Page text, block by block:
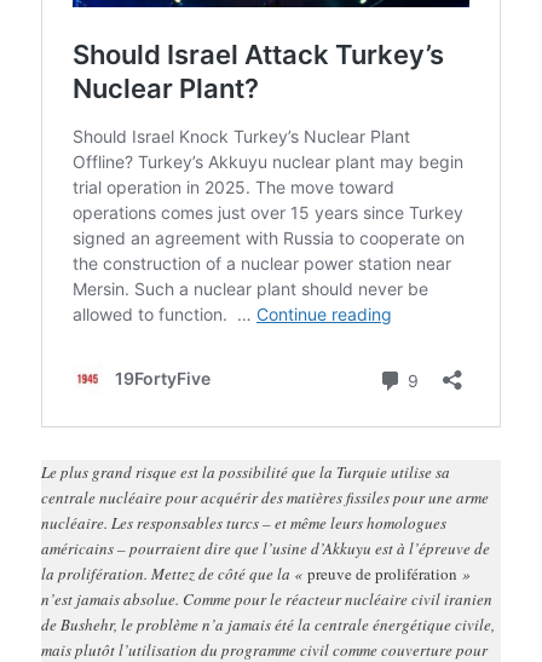
Le plus grand risque est la possibilité que la Turquie utilise sa
centrale nucléaire pour acquérir des matières fissiles pour une arme
nucléaire. Les responsables turcs – et même leurs homologues
américains – pourraient dire que l’usine d’Akkuyu est à l’épreuve de
la prolifération. Mettez de côté que la «preuve de prolifération »
n’est jamais absolue. Comme pour le réacteur nucléaire civil iranien
de Bushehr, le problème n’a jamais été la centrale énergétique civile,
mais plutôt l’utilisation du programme civil comme couverture pour